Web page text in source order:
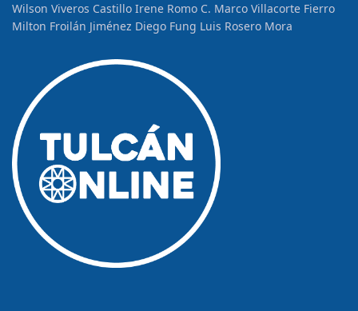
Wilson Viveros Castillo Irene Romo C. Marco Villacorte Fierro
Milton Froilán Jiménez Diego Fung Luis Rosero Mora